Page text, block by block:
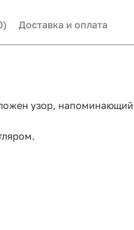
Доставка и оплата
узор,